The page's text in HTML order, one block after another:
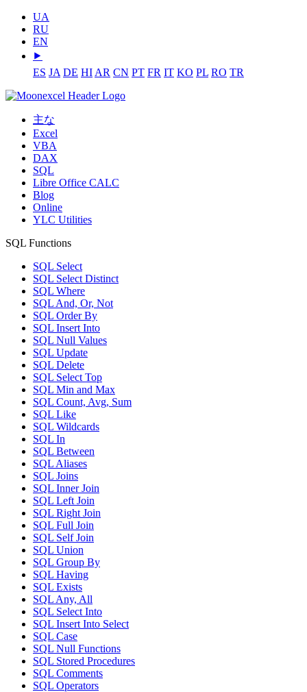
UA
RU
EN
⯈
ES JA DE HI AR CN PT FR IT KO PL RO TR
主な
Excel
VBA
DAX
SQL
Libre Office CALC
Blog
Online
YLC Utilities
SQL Functions
SQL Select
SQL Select Distinct
SQL Where
SQL And, Or, Not
SQL Order By
SQL Insert Into
SQL Null Values
SQL Update
SQL Delete
SQL Select Top
SQL Min and Max
SQL Count, Avg, Sum
SQL Like
SQL Wildcards
SQL In
SQL Between
SQL Aliases
SQL Joins
SQL Inner Join
SQL Left Join
SQL Right Join
SQL Full Join
SQL Self Join
SQL Union
SQL Group By
SQL Having
SQL Exists
SQL Any, All
SQL Select Into
SQL Insert Into Select
SQL Case
SQL Null Functions
SQL Stored Procedures
SQL Comments
SQL Operators